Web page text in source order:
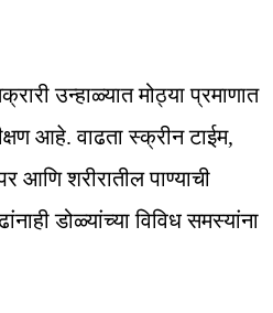
उन्हाळ्यात मोठ्या प्रमाणात
आहे. वाढता स्क्रीन टाईम,
आणि शरीरातील पाण्याची
डोळ्यांच्या विविध समस्यांना